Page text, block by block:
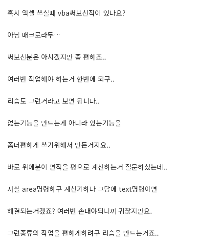
혹시 액셀 쓰실때 vba써보신적이 있나요?
아님 매크로라두…
써보신분은 아시겠지만 좀 편하죠..
여러번 작업해야 하는거 한번에 되구..
리습도 그런거라고 보면 됩니다..
없는기능을 만드는게 아니라 있는기능을
좀더편하게 쓰기위해서 만든거지요..
바로 위에분이 면적을 평으로 계산하는거 질문하셨는데..
사실 area명령하구 계산기하나 그담에 text명령이면
해결되는거겠죠? 여러번 손대야되니까 귀찮지만요.
그런종류의 작업을 편하게하려구 리습을 만드는거죠..